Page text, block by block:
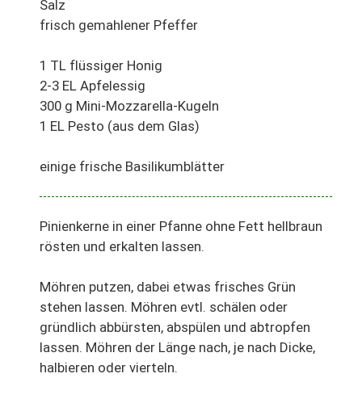
Salz
frisch gemahlener Pfeffer
1 TL flüssiger Honig
2-3 EL Apfelessig
300 g Mini-Mozzarella-Kugeln
1 EL Pesto (aus dem Glas)
einige frische Basilikumblätter
Pinienkerne in einer Pfanne ohne Fett hellbraun
rösten und erkalten lassen.
Möhren putzen, dabei etwas frisches Grün
stehen lassen. Möhren evtl. schälen oder
gründlich abbürsten, abspülen und abtropfen
lassen. Möhren der Länge nach, je nach Dicke,
halbieren oder vierteln.